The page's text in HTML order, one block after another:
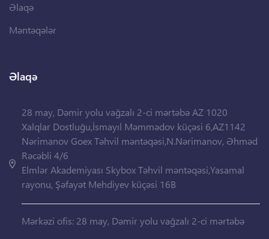
Əlaqə
Məntəqələr
Əlaqə
28 may, Dəmir yolu vağzalı 2-ci mərtəbə AZ 1020
Xalqlar Dostluğu,İsmayıl Məmmədov küçəsi 6,AZ1142
Nərimanov Goex Təhvil məntəqəsi,N.Nərimanov, Əhməd
Rəcəbli 4/6
Elmlər Akademiyası Skybox Təhvil məntəqəsi,Yasamal
rayonu, Şəfayət Mehdiyev küçəsi 16B
Mərkəzi ofis: 28 may, Dəmir yolu vağzalı 2-ci mərtəbə